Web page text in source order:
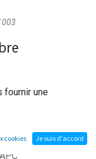
- fibre/ RJ45
fournir une
cookies Je suis d'accord